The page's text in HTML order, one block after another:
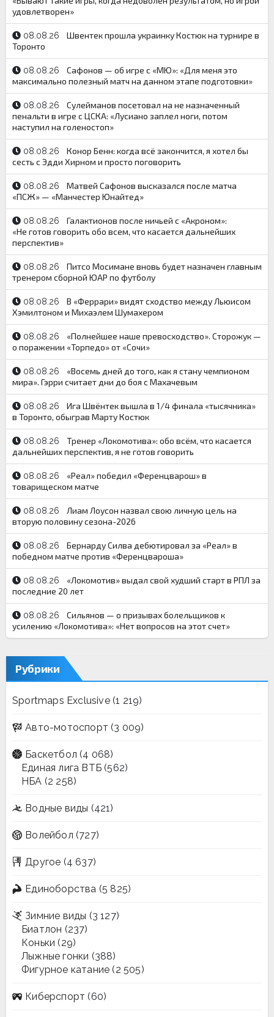
удовлетворен»
08.08.26
Швентек прошла украинку Костюк на турнире в
Торонто
08.08.26
Сафонов — об игре с «МЮ»: «Для меня это
максимально полезный матч на данном этапе подготовки»
08.08.26
Сулейманов посетовал на не назначенный
пенальти в игре с ЦСКА: «Лусиано заплел ноги, потом
наступил на голеностоп»
08.08.26
Конор Бенн: когда всё закончится, я хотел бы
сесть с Эдди Хирном и просто поговорить
08.08.26
Матвей Сафонов высказался после матча
«ПСЖ» — «Манчестер Юнайтед»
08.08.26
Галактионов после ничьей с «Акроном»:
«Не готов говорить обо всем, что касается дальнейших
перспектив»
08.08.26
Питсо Мосимане вновь будет назначен главным
тренером сборной ЮАР по футболу
08.08.26
В «Феррари» видят сходство между Льюисом
Хэмилтоном и Михаэлем Шумахером
08.08.26
«Полнейшее наше превосходство». Сторожук —
о поражении «Торпедо» от «Сочи»
08.08.26
«Восемь дней до того, как я стану чемпионом
мира». Гэрри считает дни до боя с Махачевым
08.08.26
Ига Швёнтек вышла в 1/4 финала «тысячника»
в Торонто, обыграв Марту Костюк
08.08.26
Тренер «Локомотива»: обо всём, что касается
дальнейших перспектив, я не готов говорить
08.08.26
«Реал» победил «Ференцварош» в
товарищеском матче
08.08.26
Лиам Лоусон назвал свою личную цель на
вторую половину сезона-2026
08.08.26
Бернарду Силва дебютировал за «Реал» в
победном матче против «Ференцвароша»
08.08.26
«Локомотив» выдал свой худший старт в РПЛ за
последние 20 лет
08.08.26
Сильянов — о призывах болельщиков к
усилению «Локомотива»: «Нет вопросов на этот счет»
Рубрики
Sportmaps Exclusive(1 219)
Авто-мотоспорт (3 009)
Баскетбол (4 068)
Единая лига ВТБ (562)
НБА (2 258)
Водные виды (421)
Волейбол (727)
Другое (4 637)
Единоборства (5 825)
Зимние виды (3 127)
Биатлон (237)
Коньки (29)
Лыжные гонки (388)
Фигурное катание (2 505)
Киберспорт (60)